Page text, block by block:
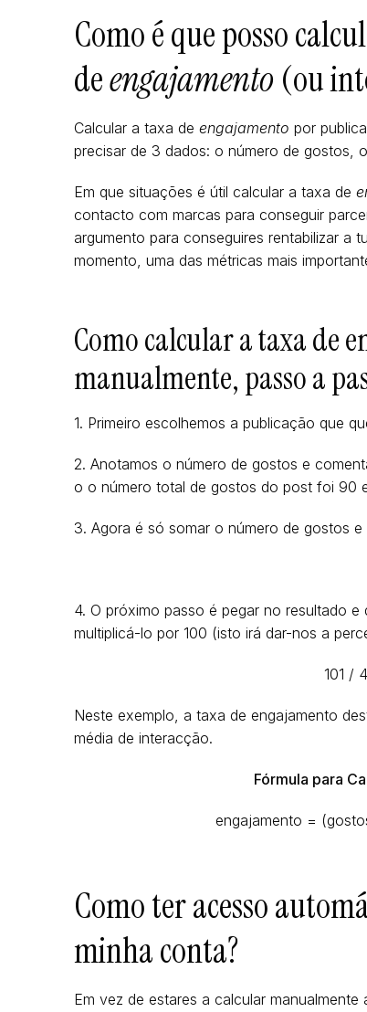
Como é que posso
deengajamento (ou
Calcular a taxa de engajamento por
precisar de 3 dados: o número de gostos,
Em que situações é útil calcular a taxa de
contacto com marcas para conseguir
argumento para conseguires rentabilizar a
momento, uma das métricas mais
Como calcular a taxa de
manualmente, passo a
1. Primeiro escolhemos a publicação que
2. Anotamos o número de gostos e
o o número total de gostos do post foi 90
3. Agora é só somar o número de gostos
4. O próximo passo é pegar no resultado
multiplicá-lo por 100 (isto irá dar-nos a
101 /
Neste exemplo, a taxa de engajamento
média de interacção.
Fórmula para
engajamento =
Como ter acesso
minha conta?
Em vez de estares a calcular